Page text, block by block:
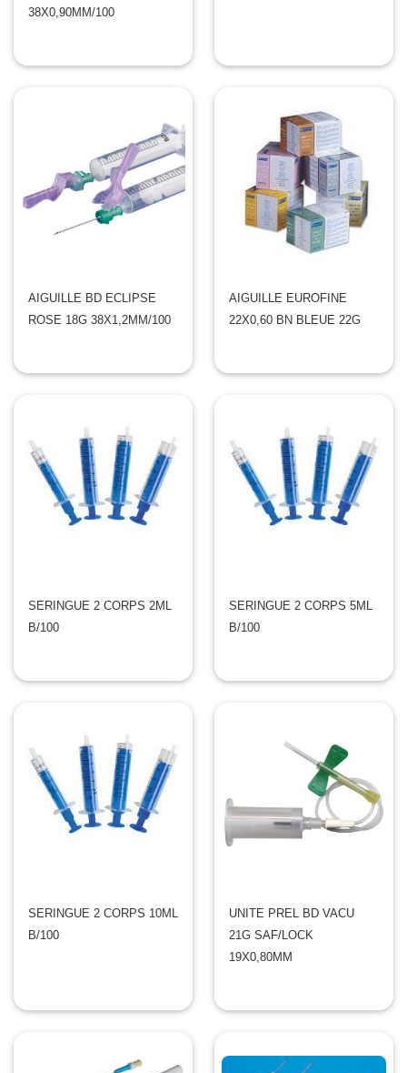
38X0,90MM/100
AIGUILLE BD ECLIPSE
ROSE 18G 38X1,2MM/100
AIGUILLE EUROFINE
22X0,60 BN BLEUE 22G
SERINGUE 2 CORPS 2ML
B/100
SERINGUE 2 CORPS 5ML
B/100
SERINGUE 2 CORPS 10ML
B/100
UNITE PREL BD VACU
21G SAF/LOCK
19X0,80MM